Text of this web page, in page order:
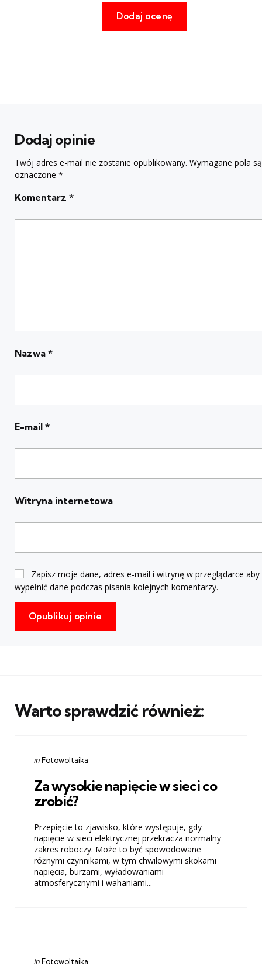
Dodaj opinie
Twój adres e-mail nie zostanie opublikowany. Wymagane pola są
oznaczone *
Komentarz *
Nazwa *
E-mail *
Witryna internetowa
Zapisz moje dane, adres e-mail i witrynę w przeglądarce aby
wypełnić dane podczas pisania kolejnych komentarzy.
Warto sprawdzić również:
Categories
Posted
inFotowoltaika
Za wysokie napięcie w sieci co
zrobić?
Przepięcie to zjawisko, które występuje, gdy
napięcie w sieci elektrycznej przekracza normalny
zakres roboczy. Może to być spowodowane
różnymi czynnikami, w tym chwilowymi skokami
napięcia, burzami, wyładowaniami
atmosferycznymi i wahaniami...
Categories
Posted
inFotowoltaika